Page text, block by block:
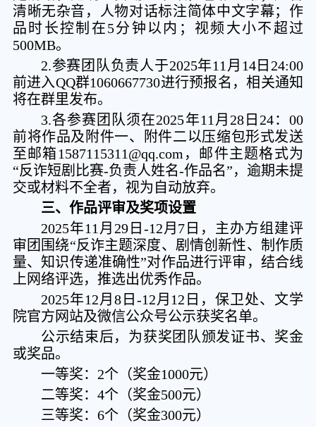
清晰无杂音，人物对话标注简体中文字幕；作
品时长控制在5分钟以内；视频大小不超过
500MB。
2.参赛团队负责人于2025年11月14日24:00
前进入QQ群1060667730进行预报名，相关通知
将在群里发布。
3.各参赛团队须在2025年11月28日24：00
前将作品及附件一、附件二以压缩包形式发送
至邮箱1587115311@qq.com，邮件主题格式为
“反诈短剧比赛-负责人姓名-作品名”，逾期未提
交或材料不全者，视为自动放弃。
三、 作品评审及奖项设置
2025年11月29日-12月7日，主办方组建评
审团围绕“反诈主题深度、剧情创新性、制作质
量、知识传递准确性”对作品进行评审，结合线
上网络评选，推选出优秀作品。
2025年12月8日-12月12日，保卫处、文学
院官方网站及微信公众号公示获奖名单。
公示结束后，为获奖团队颁发证书、奖金
或奖品。
一等奖：2个（奖金1000元）
二等奖：4个（奖金500元）
三等奖：6个（奖金300元）